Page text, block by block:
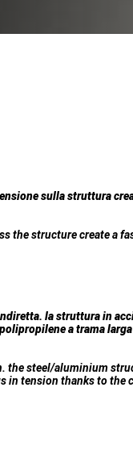
sulla struttura
the structure create a
la struttura in
a trama
the steel/aluminium
in tension thanks to the